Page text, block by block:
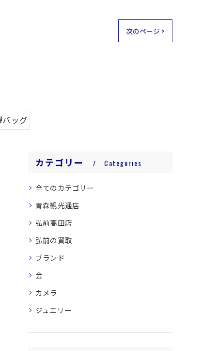
次のページ >
バッグ
カテゴリー Categories
全てのカテゴリー
青森観光通店
弘前高田店
弘前の買取
ブランド
金
カメラ
ジュエリー